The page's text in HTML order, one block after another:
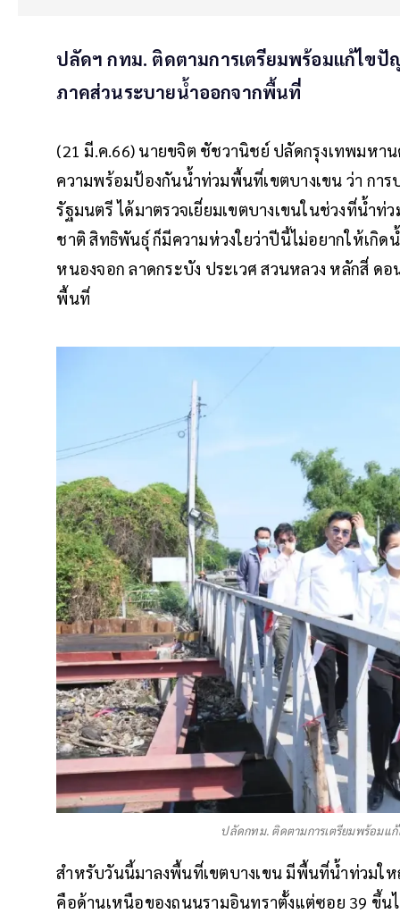
ปลัดฯ กทม. ติดตามการเตรียมพร้อมแก้ไข
ภาคส่วนระบายน้ำออกจากพื้นที่
(21 มี.ค.66) นายขจิต ชัชวานิชย์ ปลัดกรุงเทพมหา
ความพร้อมป้องกันน้ำท่วมพื้นที่เขตบางเขน ว่า กา
รัฐมนตรี ได้มาตรวจเยี่ยมเขตบางเขนในช่วงที่น้ำ
ชาติ สิทธิพันธุ์ ก็มีความห่วงใยว่าปีนี้ไม่อยากให้เกิ
หนองจอก ลาดกระบัง ประเวศ สวนหลวง หลักสี่ ด
พื้นที่
ปลัดกทม. ติดตามการเตรียมพร้อมแ
สำหรับวันนี้มาลงพื้นที่เขตบางเขน มีพื้นที่น้ำท่วมใ
คือด้านเหนือของถนนรามอินทราตั้งแต่ซอย 39 ขึ้